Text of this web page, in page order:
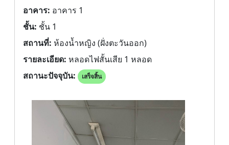
อาคาร: อาคาร 1
ชั้น: ชั้น 1
สถานที่: ห้องน้ำหญิง (ฝั่งตะวันออก)
รายละเอียด: หลอดไฟสั้นเสีย 1 หลอด
สถานะปัจจุบัน:
เสร็จสิ้น